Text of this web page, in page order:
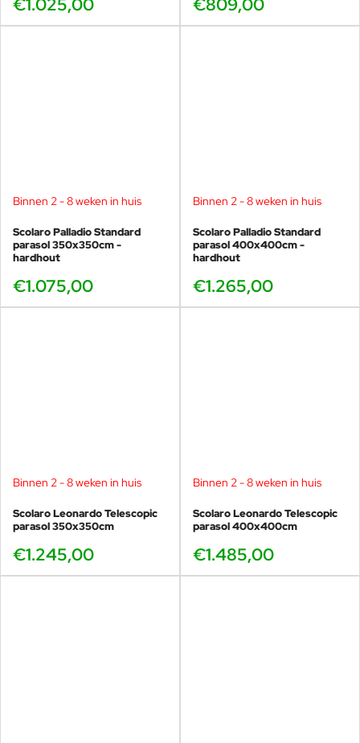
€1.025,00 €809,00
Binnen 2 - 8 weken in huis
Scolaro Palladio Standard
parasol 350x350cm -
hardhout
€1.075,00
Binnen 2 - 8 weken in huis
Scolaro Palladio Standard
parasol 400x400cm -
hardhout
€1.265,00
Binnen 2 - 8 weken in huis
Scolaro Leonardo Telescopic
parasol 350x350cm
€1.245,00
Binnen 2 - 8 weken in huis
Scolaro Leonardo Telescopic
parasol 400x400cm
€1.485,00